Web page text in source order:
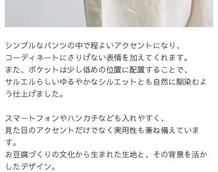
シンプルなパンツの中で程よいアクセントになり、
コーディネートにさりげない表情を加えてくれます。
また、ポケットは少し低めの位置に配置することで、
サルエルらしいゆるやかなシルエットとも自然に馴染むよ
う仕上げました。
スマートフォンやハンカチなども入れやすく、
見た目のアクセントだけでなく実用性も兼ね備えていま
す。
お豆腐づくりの文化から生まれた生地と、その背景を活か
したデザイン。